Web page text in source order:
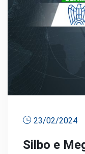
23/02/2024
Silbo e